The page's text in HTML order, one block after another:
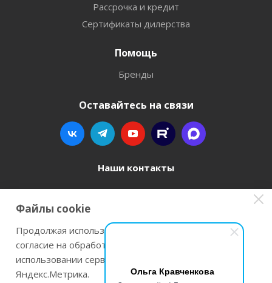
Ольга Кравченкова
Рассрочка и кредит
Сертификаты дилерства
Помощь
Бренды
Оставайтесь на связи
Наши контакты
8 800 77-00-962
г. Пермь, ул. Павла Преображенского, д.6А,
Файлы cookie
Продолжая использовать наш сайт Вы даете
согласие на обработку файлов cookie и
использовании сервисов веб-аналитики
Яндекс.Метрика.